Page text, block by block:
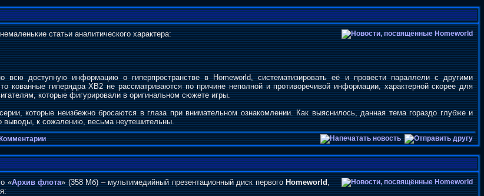
статьи аналитического характера:
всю доступную информацию о гиперпространстве в Homeworld, систематизировать её и провести параллели с другими
кованные гиперядра ХВ2 не рассматриваются по причине неполной и противоречивой информации, характерной скорее для
которые фигурировали в оригинальном сюжете игры.
которые неизбежно бросаются в глаза при внимательном ознакомлении. Как выяснилось, данная тема гораздо глубже и
выводы, к сожалению, весьма неутешительны.
«Архив флота» (358 Мб) – мультимедийный презентационный диск первогоHomeworld,